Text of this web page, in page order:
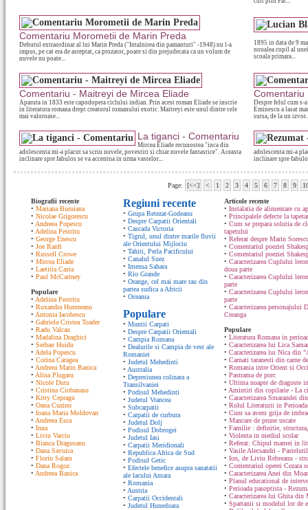
Comentariu Morometii de Marin Preda
Debutul extraordinar al lui Marin Preda ("Intalnirea din pamanturi" -1948) nu l-a
impus, pe cat era de asteptat, ca prozator, poate si din prejudecata ca un volum de
nuvele nu poate...
1895 in data de 9
noualea copil al
scoala primara...
Comentariu - Maitreyi de Mircea Eliade
Aparuta in 1833 este capodopera ciclului indian. Prin acest roman Eliade se inscrie
in literatura romana drept creatorul romanului exotic. Maitreyi este unul dintre cele
mai valoroase...
Comentariu
Despre felul cum s-
Eminescu a lasat
sursa, de la un
La tiganci - Comentariu
Mircea Eliade recunostea "inca din
adolescenta mi-a placut sa scriu nuvele, povestiri si chiar nuvele fantastice". Aceasta
inclinare spre fabulos se va accentua in urma vastelor...
adolescenta mi-a
inclinare spre
Page: [<<] < 1 2 3 4 5 6 7 8 9
Biografii recente
• Mariana Buruiana
• Nicolae Grigorescu
• Andreea Popescu
• Adelina Pestritu
• George Enescu
• Joe Ranft
• Russell Crowe
• Mircea Eliade
• Laetitia Casta
• Paul McCartney
Populare
• Adelina Pestritu
• Ruxandra Hurezeanu
• Antonia Iacobescu
• Gabriela Cristea Toader
• Radu Valcan
• Madalina Draghici
• Serban Huidu
• Adela Popescu
• Corina Caragea
• Andreea Marin Banica
• Alina Plugaru
• Nicole Dutu
• Cristina Ciobanasu
• Kitty Cepraga
• Oana Cuzino
• Ioana Maria Moldovan
• Andreea Esca
• Inna
• Liviu Varciu
• Bianca Dragusanu
• Dana Savuica
• Florin Salam
• Dana Rogoz
• Andreea Banica
Regiuni recente
• Grupa Retezat-Godeanu
• Despre Carpatii Orientali
• Cascada Victoria
• Tigrul, unul dintre marile fluvii
ale Orientului Mijlociu
• Tahiti, Perla Pacificului
• Canalul Suez
• Imensa Sahara
• Rio Grande
• Orange, cel mai mare rau din
partea sudica a Africii
• Oceania
Populare
• Muntii Carpati
• Despre Carpatii Orientali
• Campia Romana
• Dealurile si Campia de vest ale
Romaniei
• Judetul Mehedinti
• Australia
• Depresiunea colinara a
Transilvaniei
• Podisul Mehedinti
• Judetul Vrancea
• Subcarpatii
• Carpatii de curbura
• Judetul Dolj
• Podisul Dobrogei
• Judetul Iasi
• Carpatii Meridionali
• Republica Africa de Sud
• Podisul Getic
• Efectele benefice asupra sanatatii
ale lacului Amara
• Romania
• Austria
• Carpatii Occidentali
• Judetul Hunedoara
Articole recente
• Instalatia de alimentare cu
• Principalele defecte la
• Cum se prepara solutia de
tapetului
• Referat despre Marin
• Comentariul poeziei
• Comentariul poeziei
• Caracterizarea Cuplului
doua parte
• Caracterizarea Cuplului
parte
• Caracterizarea Cuplului
parte
• Caracterizarea personajului
Creanga
Populare
• Literatura Romana in
• Caracterizarea lui Lica
• Caracterizarea lui Nica din
• Carnati taranesti din carne
• Romania intre Orient si
• Pastrama de porc
• Ultima noapte de dragoste
• Amintiri din copilarie - La
• Caracterizarea Smarandei
• Rolul Literaturii in Perioada
• Cum sa avem grija de
• Mancare de prune uscate
• Familie : definitie,
• Violenta in mediul scolar
• Referat: Chipul mamei in
• Vasile Alecsandri -
• Ion, de Liviu Rebreanu -
• Comentariul operei Cezara
• Caracterizarea Anei din
• Planul educational de
• Perioada pasoptista -
• Caracterizarea lui Ghita din
• Spartanii si modelul lor de